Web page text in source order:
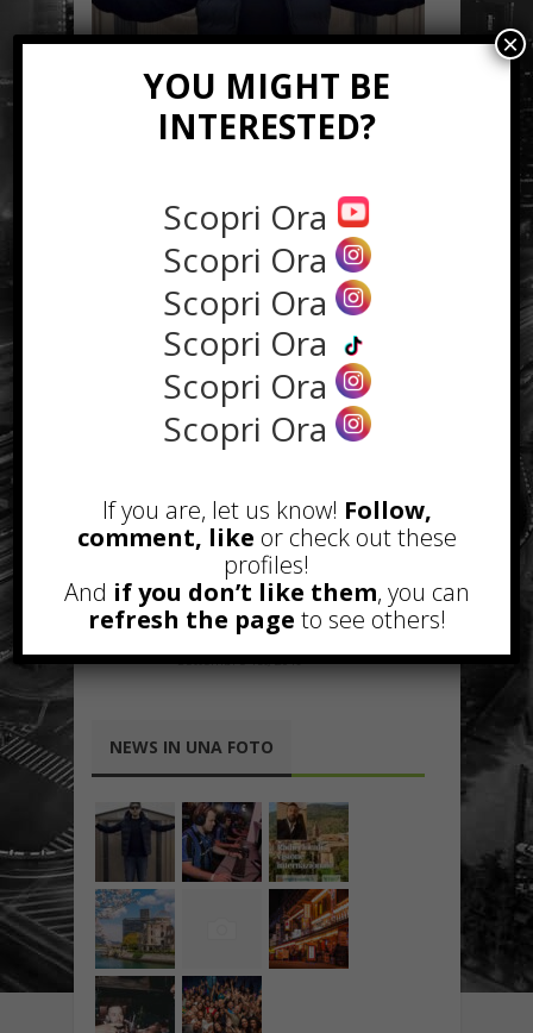
Andrea Di Sotto e la vita da social: la
casetta fai da te fa oltre 2 milioni di
Acquistare le visualizzazioni per
farsi conoscere più velocemente
funziona?
Settembre 12th, 2017
Padroni della sabbia, un nuovo
brano molto orecchiabile adesso
su Youtube
Come scegliere la borsa da uomo
giusta a seconda del look
Gennaio 14th, 2018
Perché utilizzare un software
retail?
Settembre 1st, 2019
NEWS IN UNA FOTO
YOU MIGHT BE
INTERESTED?
Scopri Ora
Scopri Ora
Scopri Ora
Scopri Ora
Scopri Ora
Scopri Ora
If you are, let us know! Follow,
comment, like or check out these
profiles!
And if you don’t like them, you can
refresh the page to see others!
×